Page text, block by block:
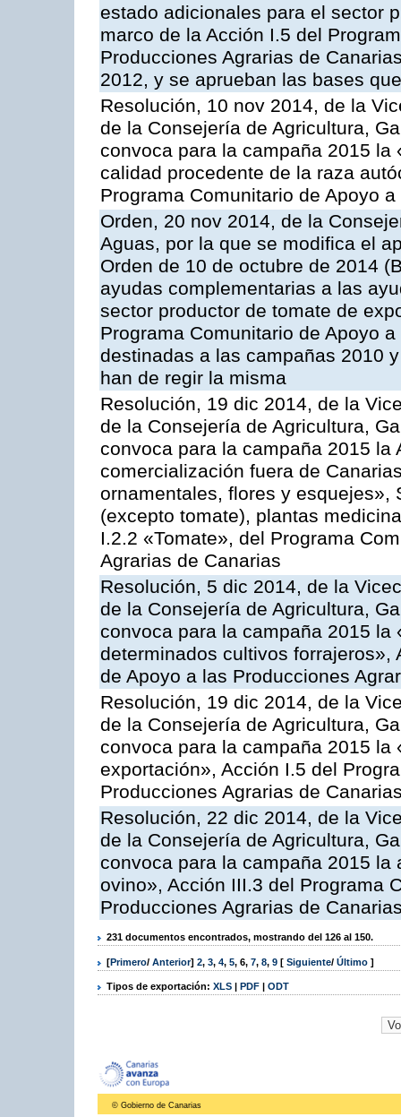
estado adicionales para el sector
marco de la Acción I.5 del
Producciones Agrarias de
2012, y se aprueban las bases
Resolución, 10 nov 2014, de la
de la Consejería de Agricultura,
convoca para la campaña 2015
calidad procedente de la raza
Programa Comunitario de Apoyo
Orden, 20 nov 2014, de la
Aguas, por la que se modifica el
Orden de 10 de octubre de 2014
ayudas complementarias a las
sector productor de tomate de
Programa Comunitario de Apoyo
destinadas a las campañas 2010
han de regir la misma
Resolución, 19 dic 2014, de la
de la Consejería de Agricultura,
convoca para la campaña 2015 la
comercialización fuera de
ornamentales, flores y esquejes»,
(excepto tomate), plantas
I.2.2 «Tomate», del Programa
Agrarias de Canarias
Resolución, 5 dic 2014, de la
de la Consejería de Agricultura,
convoca para la campaña 2015 la
determinados cultivos forrajeros»,
de Apoyo a las Producciones
Resolución, 19 dic 2014, de la
de la Consejería de Agricultura,
convoca para la campaña 2015
exportación», Acción I.5 del
Producciones Agrarias de
Resolución, 22 dic 2014, de la
de la Consejería de Agricultura,
convoca para la campaña 2015
ovino», Acción III.3 del Programa
Producciones Agrarias de
231 documentos encontrados, mostrando del 126 al 150.
[Primero/ Anterior] 2, 3, 4, 5, 6, 7, 8, 9 [ Siguiente/ Último ]
Tipos de exportación: XLS | PDF | ODT
© Gobierno de Canarias